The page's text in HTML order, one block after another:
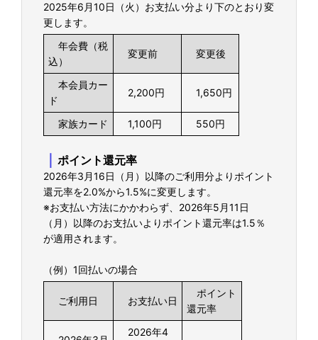
2025年6月10日（火）お支払い分より下のとおり変
更します。
年会費（税
込）
変更前 変更後
本会員カー
ド
2,200円 1,650円
家族カード 1,100円 550円
｜ ポイント還元率
2026年3月16日（月）以降のご利用分よりポイント
還元率を2.0%から1.5%に変更します。
※お支払い方法にかかわらず、2026年5月11日
（月）以降のお支払いよりポイント還元率は1.5％
が適用されます。
（例）1回払いの場合
ご利用日 お支払い日
ポイント
還元率
2026年4